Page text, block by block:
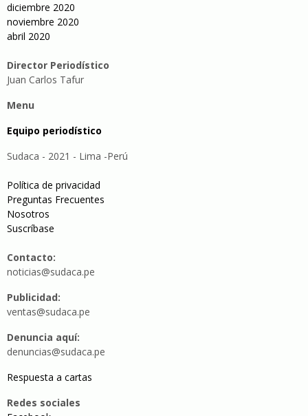
diciembre 2020
noviembre 2020
abril 2020
Director Periodístico
Juan Carlos Tafur
Menu
Equipo periodístico
Sudaca - 2021 - Lima -Perú
Política de privacidad
Preguntas Frecuentes
Nosotros
Suscríbase
Contacto:
noticias@sudaca.pe
Publicidad:
ventas@sudaca.pe
Denuncia aquí:
denuncias@sudaca.pe
Respuesta a cartas
Redes sociales